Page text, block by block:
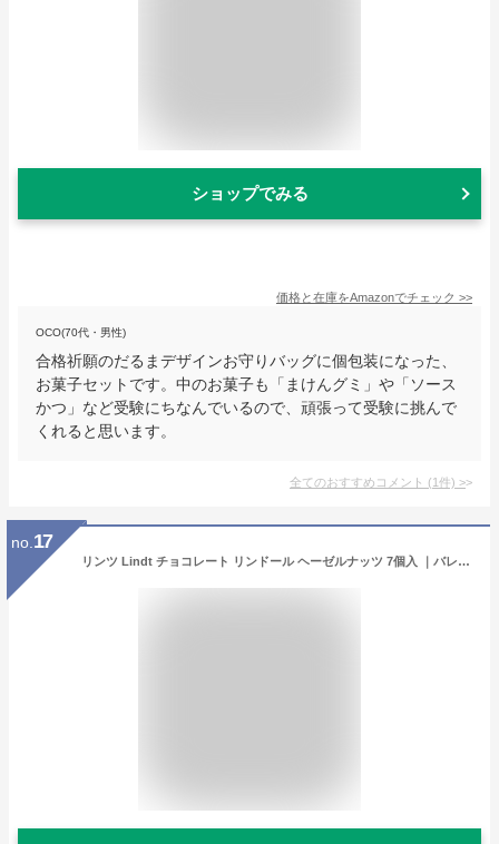
ショップでみる
価格と在庫をAmazonでチェック >>
OCO(70代・男性)
合格祈願のだるまデザインお守りバッグに個包装になった、
お菓子セットです。中のお菓子も「まけんグミ」や「ソース
かつ」など受験にちなんでいるので、頑張って受験に挑んで
くれると思います。
全てのおすすめコメント (1件) >
no. 17
リンツ Lindt チョコレート リンドール ヘーゼルナッツ 7個入 ｜バレンタイン チョコ トリュフ ギフト プレゼント プチギフト おしゃれ 可愛い 洋菓子 スイーツ お菓子 個包装 小分け リンツチョコ 誕生日 手土産 内祝い お礼 お返し 職場 退職 転職